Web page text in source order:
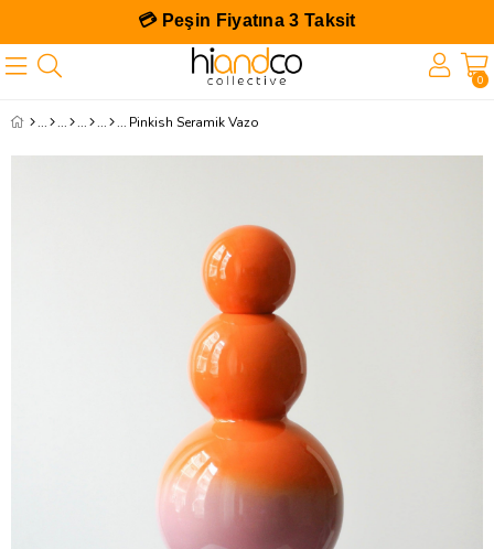
💳 Peşin Fiyatına 3 Taksit
0
Pinkish Seramik Vazo